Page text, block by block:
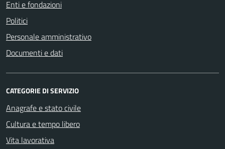
Enti e fondazioni
Politici
Personale amministrativo
Documenti e dati
CATEGORIE DI SERVIZIO
Anagrafe e stato civile
Cultura e tempo libero
Vita lavorativa